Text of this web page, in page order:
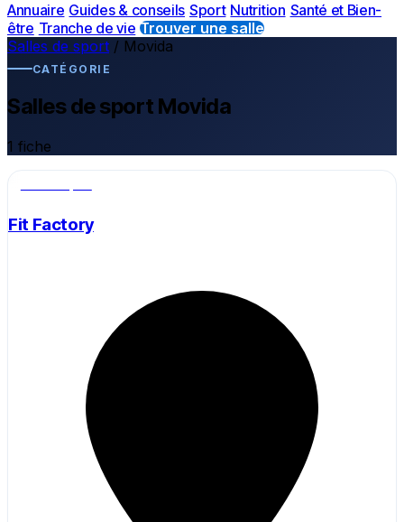
Annuaire Guides & conseils Sport Nutrition Santé et Bien-
être Tranche de vie Trouver une salle
Salles de sport / Movida
CATÉGORIE
Salles de sport Movida
1 fiche
Fit Factory